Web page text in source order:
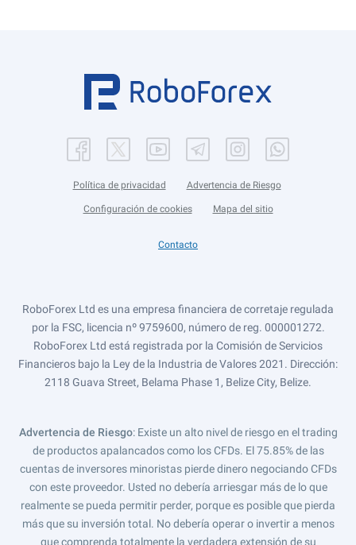
Política de privacidad Advertencia de Riesgo
Configuración de cookies Mapa del sitio
Contacto
RoboForex Ltd es una empresa financiera de corretaje regulada
por la FSC, licencia nº 9759600, número de reg. 000001272.
RoboForex Ltd está registrada por la Comisión de Servicios
Financieros bajo la Ley de la Industria de Valores 2021. Dirección:
2118 Guava Street, Belama Phase 1, Belize City, Belize.
Advertencia de Riesgo: Existe un alto nivel de riesgo en el trading
de productos apalancados como los CFDs. El 75.85% de las
cuentas de inversores minoristas pierde dinero negociando CFDs
con este proveedor. Usted no debería arriesgar más de lo que
realmente se pueda permitir perder, porque es posible que pierda
más que su inversión total. No debería operar o invertir a menos
que comprenda totalmente la verdadera extensión de su